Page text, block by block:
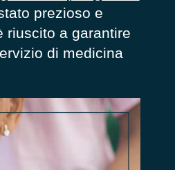
prezioso e
riuscito a garantire
di medicina